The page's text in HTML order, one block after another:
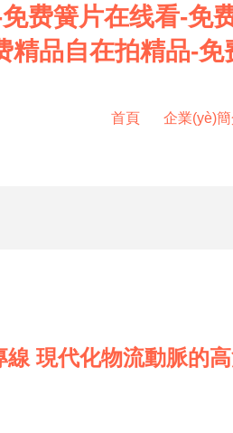
费簧片在线看-免
精品自在拍精品-
首頁 企業(yè)
現代化物流動脈的